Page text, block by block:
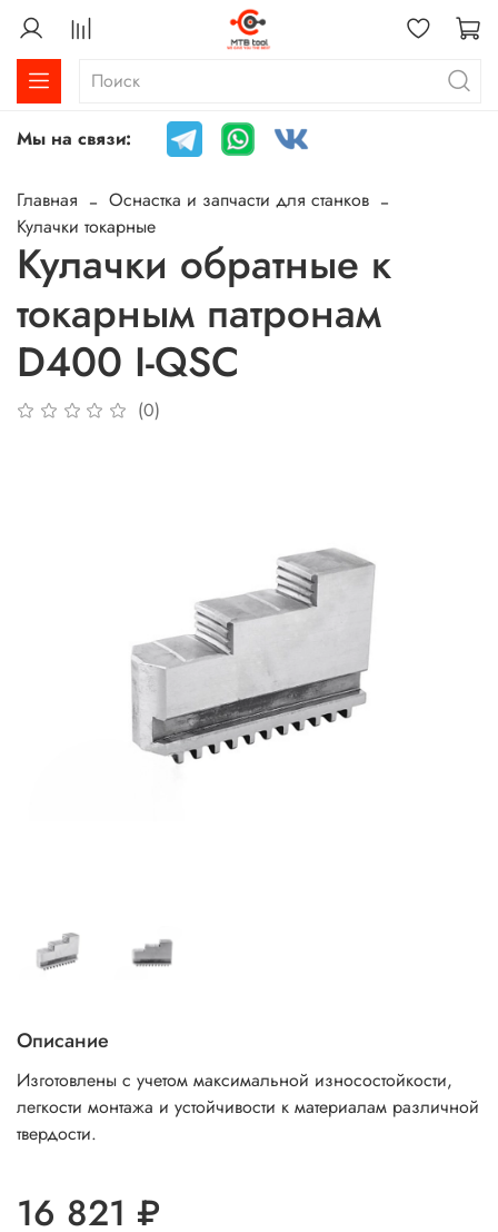
Мы на связи:
Главная
Оснастка и запчасти для станков
Кулачки токарные
Кулачки обратные к
токарным патронам
D400 I-QSC
(0)
Описание
Изготовлены с учетом максимальной износостойкости,
легкости монтажа и устойчивости к материалам различной
твердости.
16 821 ₽